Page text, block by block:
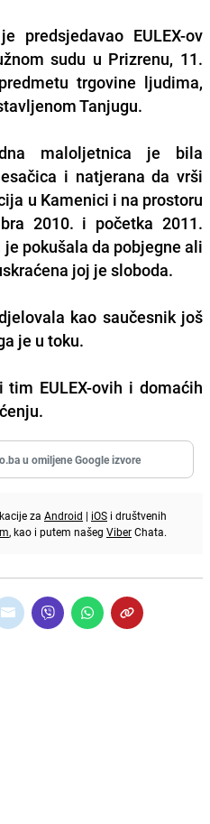
predsjedavao EULEX-ov
sudu u Prizrenu, 11.
trgovine ljudima,
Tanjugu.
maloljetnica je bila
i natjerana da vrši
u Kamenici i na prostoru
2010. i početka 2011.
pokušala da pobjegne ali
joj je sloboda.
kao saučesnik još
je u toku.
EULEX-ovih i domaćih
u omiljene Google izvore
za Android | iOS i društvenih
, kao i putem našeg ViberChata.